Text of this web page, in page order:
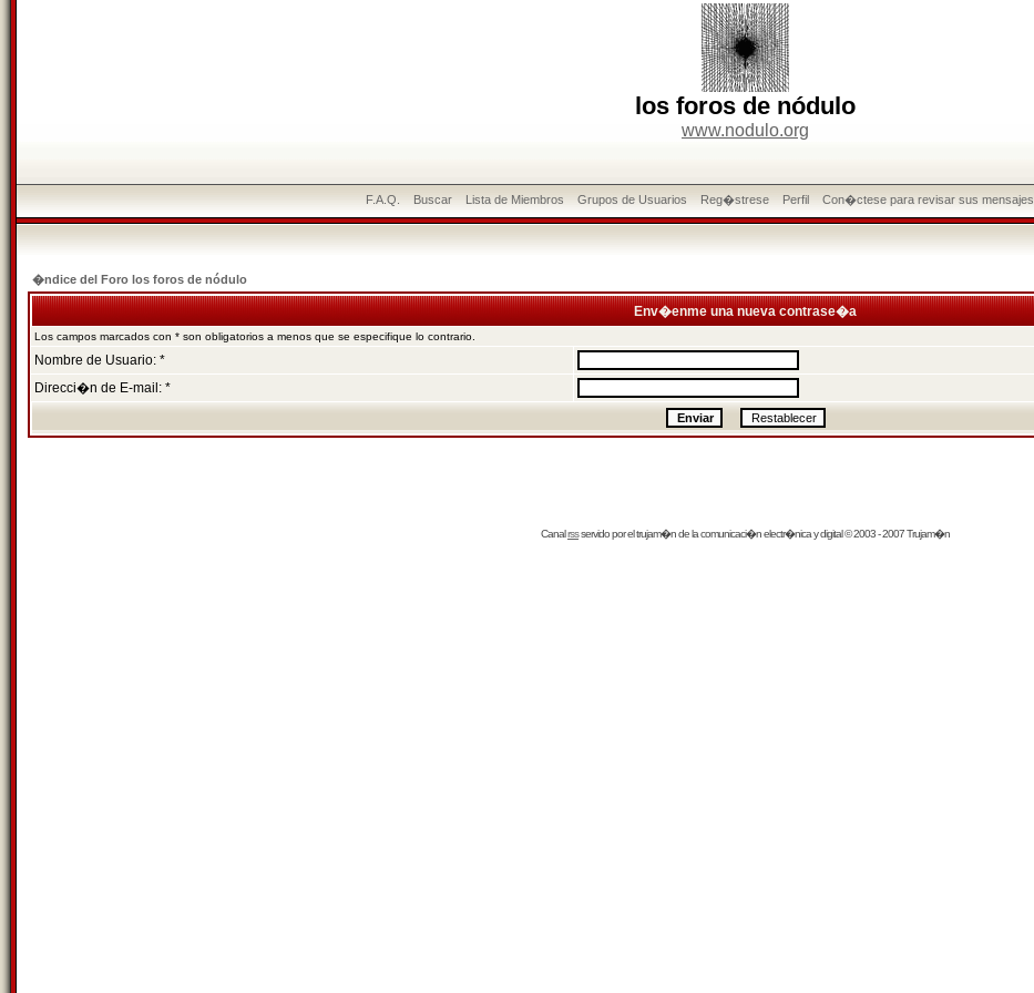
los foros de nódulo
www.nodulo.org
F.A.Q. Buscar Lista de Miembros Grupos de Usuarios Reg�strese Perfil Con�ctese para revisar sus mensajes
�ndice del Foro los foros de nódulo
Env�enme una nueva contrase�a
Los campos marcados con * son obligatorios a menos que se especifique lo contrario.
Nombre de Usuario: *
Direcci�n de E-mail: *
Canalrssservido por eltrujam�nde la comunicaci�n electr�nica y digital © 2003 - 2007 Trujam�n